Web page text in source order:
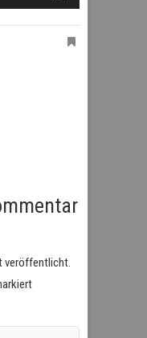
veröffentlicht.